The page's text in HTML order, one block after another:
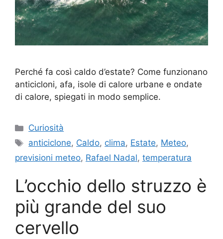
Perché fa così caldo d’estate? Come funzionano
anticicloni, afa, isole di calore urbane e ondate
di calore, spiegati in modo semplice.
Categorie
Curiosità
Tag
anticiclone, Caldo, clima, Estate, Meteo,
previsioni meteo, Rafael Nadal, temperatura
L’occhio dello struzzo è
più grande del suo
cervello